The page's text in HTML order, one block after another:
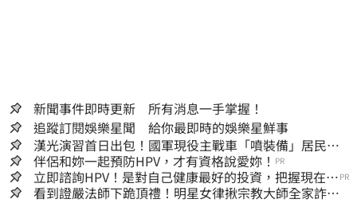
新聞事件即時更新 所有消息一手掌握！
追蹤訂閱娛樂星聞 給你最即時的娛樂星鮮事
漢光演習首日出包！國軍現役主戰車「噴裝備」居民撿
到零件…軍方說話了
伴侶和妳一起預防HPV，才有資格說愛妳！ PR
立即諮詢HPV！是對自己健康最好的投資，把握現在不
嫌晚！
PR
看到證嚴法師下跪頂禮！明星女律揪宗教大師全家詐慈